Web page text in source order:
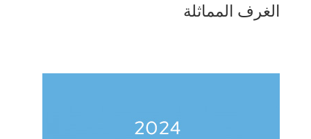
الغرف المماثلة